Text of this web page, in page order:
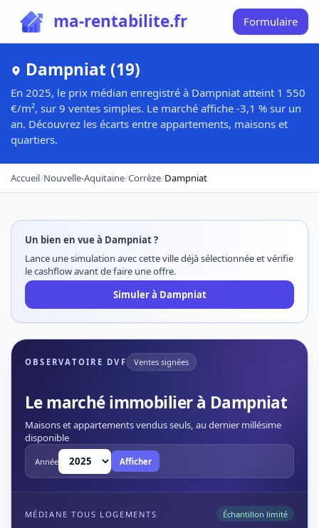
ma-rentabilite.fr Formulaire
Dampniat (19)
En 2025, le prix médian enregistré à Dampniat atteint 1 550
€/m², sur 9 ventes simples. Le marché affiche -3,1 % sur un
an. Découvrez les écarts entre appartements, maisons et
quartiers.
Accueil/Nouvelle-Aquitaine/Corrèze/Dampniat
Un bien en vue à Dampniat ?
Lance une simulation avec cette ville déjà sélectionnée et vérifie
le cashflow avant de faire une offre.
Simuler à Dampniat
OBSERVATOIRE DVF Ventes signées
Le marché immobilier à Dampniat
Maisons et appartements vendus seuls, au dernier millésime
disponible
Année Afficher
MÉDIANE TOUS LOGEMENTS Échantillon limité